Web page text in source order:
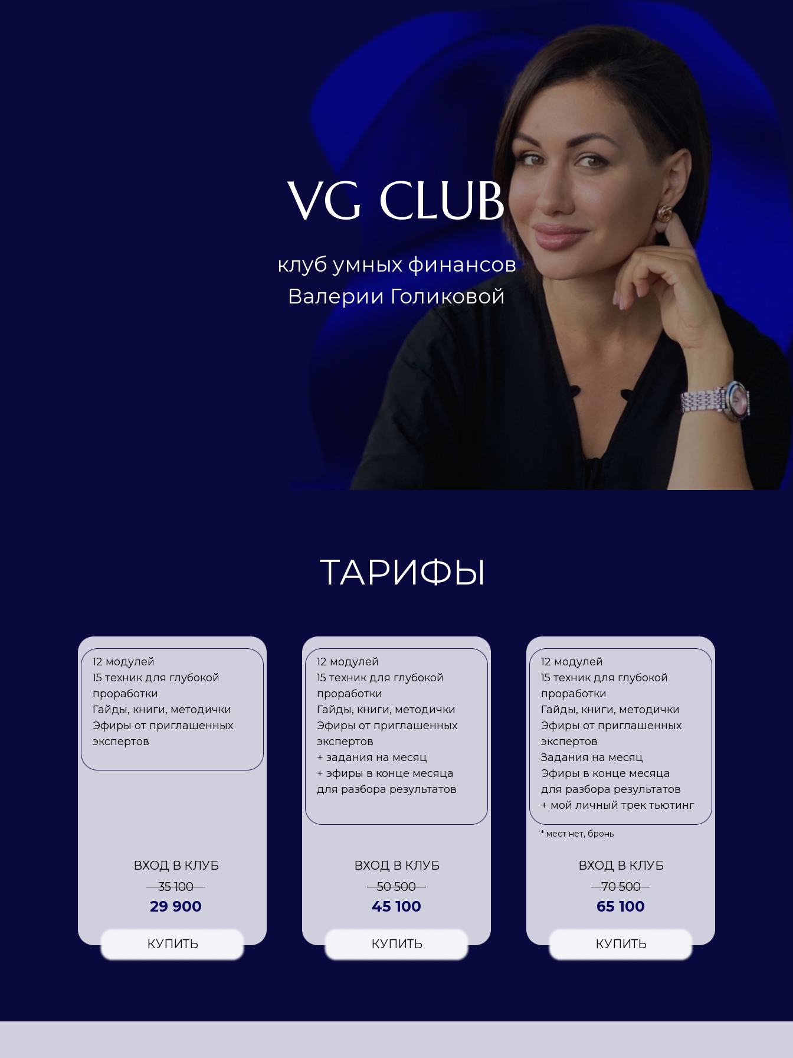
клуб умных финансов
Валерии Голиковой
VG CLUB
12 модулей
15 техник для глубокой
проработки
Гайды, книги, методички
Эфиры от приглашенных
экспертов
ВХОД В КЛУБ
35 100
29 900
12 модулей
15 техник для глубокой
проработки
Гайды, книги, методички
Эфиры от приглашенных
экспертов
+ задания на месяц
+ эфиры в конце месяца
для разбора результатов
ВХОД В КЛУБ
50 500
45 100
12 модулей
15 техник для глубокой
проработки
Гайды, книги, методички
Эфиры от приглашенных
экспертов
Задания на месяц
Эфиры в конце месяца
для разбора результатов
+ мой личный трек тьютинг
ВХОД В КЛУБ
70 500
65 100
ТАРИФЫ
КУПИТЬ КУПИТЬ КУПИТЬ
* мест нет, бронь